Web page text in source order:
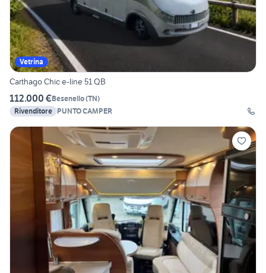
Vetrina
Carthago Chic e-line 51 QB
112.000 €Besenello(TN)
Rivenditore PUNTO CAMPER